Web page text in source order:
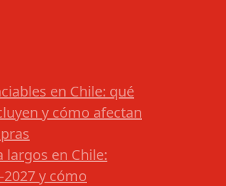
en Chile: qué
y cómo afectan
largos en Chile:
y cómo